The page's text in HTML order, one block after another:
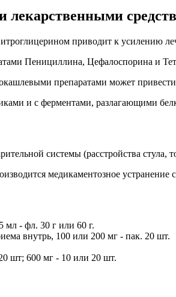
лекарственными
приводит к усилению
Пенициллина, Цефалоспорина и
препаратами может
и с ферментами, разлагающими
системы (расстройства стула,
медикаментозное устранение
мл - фл. 30 г или 60 г.
внутрь, 100 или 200 мг - пак. 20 шт.
шт; 600 мг - 10 или 20 шт.